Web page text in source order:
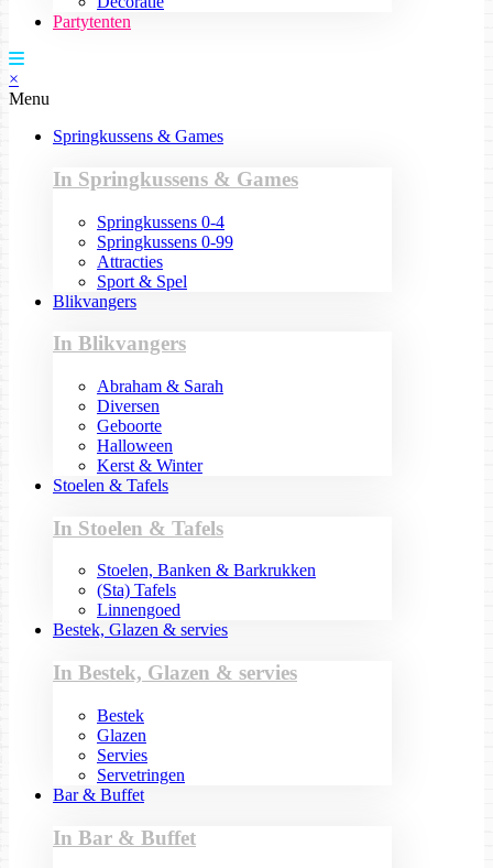
Partytenten
×
Menu
Springkussens & Games
In Springkussens & Games
Springkussens 0-4
Springkussens 0-99
Attracties
Sport & Spel
Blikvangers
In Blikvangers
Abraham & Sarah
Diversen
Geboorte
Halloween
Kerst & Winter
Stoelen & Tafels
In Stoelen & Tafels
Stoelen, Banken & Barkrukken
(Sta) Tafels
Linnengoed
Bestek, Glazen & servies
In Bestek, Glazen & servies
Bestek
Glazen
Servies
Servetringen
Bar & Buffet
In Bar & Buffet